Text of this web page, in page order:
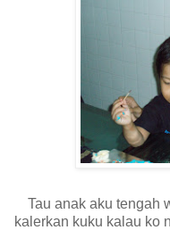
Tau anak aku tengah
kalerkan kuku kalau ko